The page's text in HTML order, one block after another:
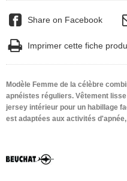
Share on Facebook
Imprimer cette fiche
Modèle Femme de la célèbre
apnéistes réguliers. Vêtement
jersey intérieur pour un habillage
est adaptées aux activités